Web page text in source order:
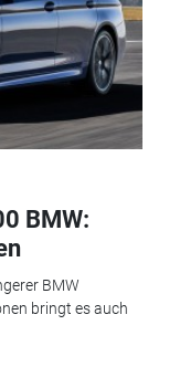
BMW:
BMW
bringt es auch